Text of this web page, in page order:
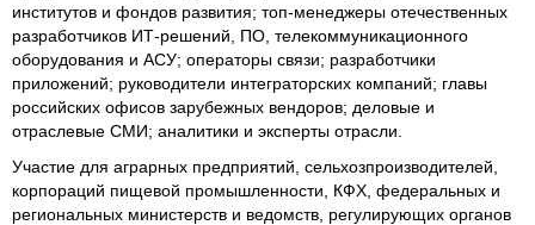
институтов и фондов развития; топ-менеджеры отечественных
разработчиков ИТ-решений, ПО, телекоммуникационного
оборудования и АСУ; операторы связи; разработчики
приложений; руководители интеграторских компаний; главы
российских офисов зарубежных вендоров; деловые и
отраслевые СМИ; аналитики и эксперты отрасли.
Участие для аграрных предприятий, сельхозпроизводителей,
корпораций пищевой промышленности, КФХ, федеральных и
региональных министерств и ведомств, регулирующих органов